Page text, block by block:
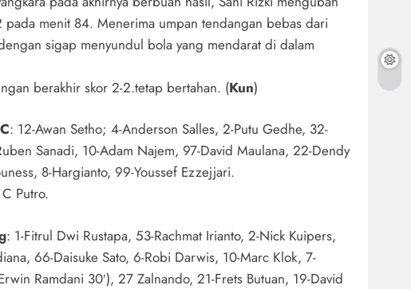
pada menit 84. Menerima umpan tendangan bebas dari
sigap menyundul bola yang mendarat di dalam
berakhir skor 2-2.tetap bertahan. (Kun)
: 12-Awan Setho; 4-Anderson Salles, 2-Putu Gedhe, 32-
Sanadi, 10-Adam Najem, 97-David Maulana, 22-Dendy
8-Hargianto, 99-Youssef Ezzejjari.
Putro.
: 1-Fitrul Dwi Rustapa, 53-Rachmat Irianto, 2-Nick Kuipers,
66-Daisuke Sato, 6-Robi Darwis, 10-Marc Klok, 7-
Ramdani 30′), 27 Zalnando, 21-Frets Butuan, 19-David